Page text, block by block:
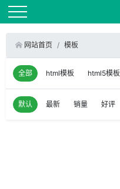
网站首页 模板
全部 html模板 html5模板
默认 最新 销量 好评